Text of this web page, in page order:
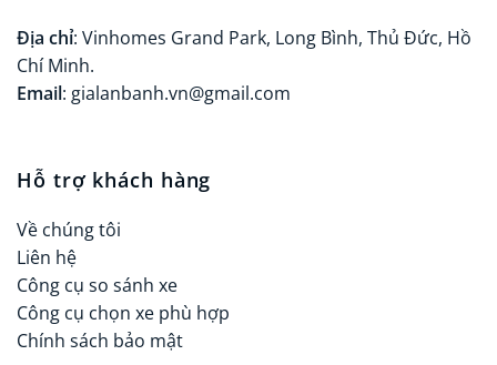
Địa chỉ: Vinhomes Grand Park, Long Bình, Thủ Đức, Hồ
Chí Minh.
Email: gialanbanh.vn@gmail.com
Hỗ trợ khách hàng
Về chúng tôi
Liên hệ
Công cụ so sánh xe
Công cụ chọn xe phù hợp
Chính sách bảo mật